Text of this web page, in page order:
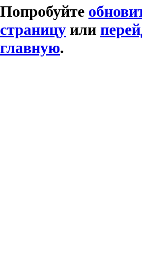
Попробуйте
страницу или
главную.